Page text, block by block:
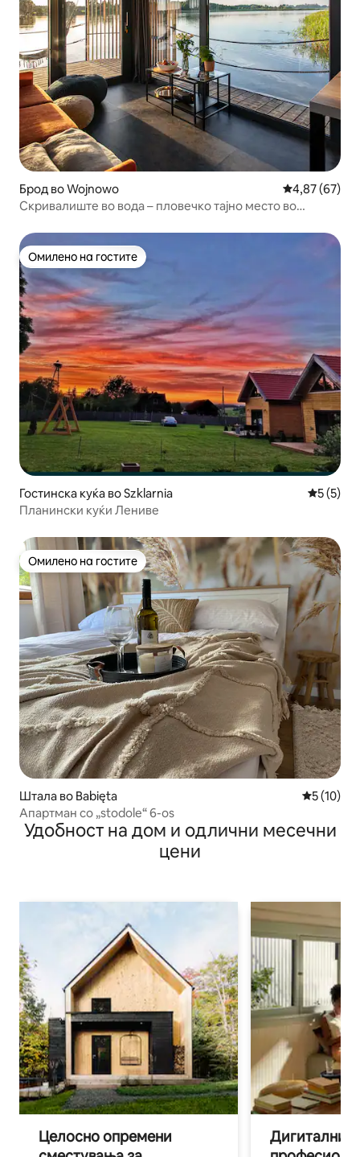
Брод во Wojnowo Просечна
4,87 (67)
Скривалиште во вода – пловечко тајно место во
Омилено на гостите
Омилено на гостите
Гостинска куќа во Szklarnia
5 (5)
Планински куќи Лениве
Омилено на гостите
Омилено на гостите
Штала во Babięta Просечна
5 (10)
Апартман со „stodole“ 6-os
Удобност на дом и одлични месечни
цени
Целосно опремени
Дигитални